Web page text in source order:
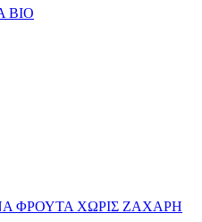
ΒΙΟ
ΦΡΟΥΤΑ ΧΩΡΙΣ ΖΑΧΑΡΗ